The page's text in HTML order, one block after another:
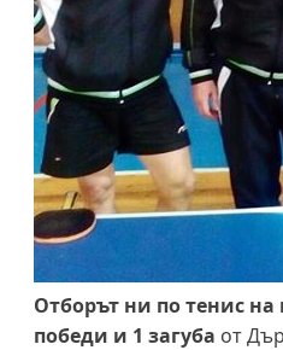
Отборът ни по тенис на
победи и 1 загуба от